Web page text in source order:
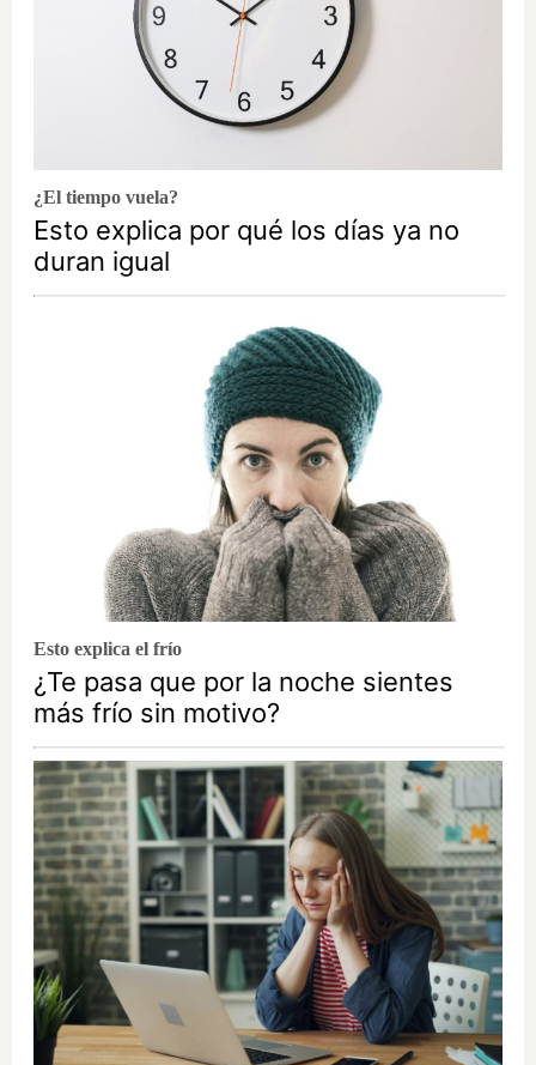
¿El tiempo vuela?
Esto explica por qué los días ya no
duran igual
Esto explica el frío
¿Te pasa que por la noche sientes
más frío sin motivo?